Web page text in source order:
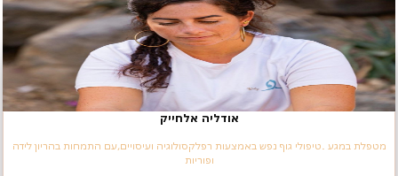
אודליה אלחייק
מטפלת במגע .טיפולי גוף נפש באמצעות רפלקסולוגיה ועיסויים,עם התמחות בהריון לידה
ופוריות